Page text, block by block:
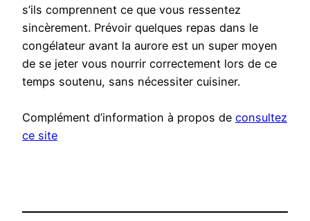
s’ils comprennent ce que vous ressentez
sincèrement. Prévoir quelques repas dans le
congélateur avant la aurore est un super moyen
de se jeter vous nourrir correctement lors de ce
temps soutenu, sans nécessiter cuisiner.
Complément d’information à propos de consultez
ce site